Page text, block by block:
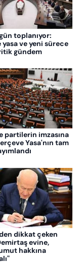
toplanıyor:
ve yeni sürece
gündem
partilerin imzasına
Yasa'nın tam
dikkat çeken
evine,
hakkına